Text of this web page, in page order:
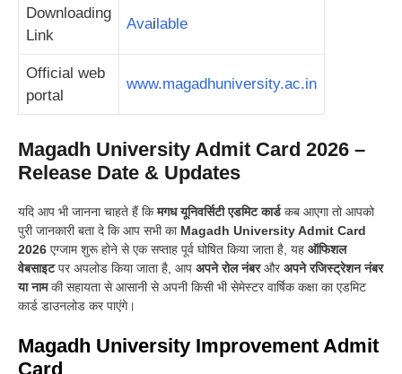
Downloading
Link
Avai lable
Official web
portal
www.magadhuniversity.ac.in
Magadh University Admit Card 2026 –
Release Date & Updates
यदि आप भी जानना चाहते हैं किमगध यूनिवर्सिटी एडमिट कार्डकब आएगा तो आपको
पुरी जानकारी बता दे कि आप सभी काMagadh University Admit Card
2026 एग्जाम शुरू होने से एक सप्ताह पूर्व घोषित किया जाता है, यह ऑफिशल
वेबसाइटपर अपलोड किया जाता है, आप अपने रोल नंबरऔरअपने रजिस्ट्रेशन नंबर
या नामकी सहायता से आसानी से अपनी किसी भी सेमेस्टर वार्षिक कक्षा का एडमिट
कार्ड डाउनलोड कर पाएंगे।
Magadh University Improvement Admit
Card